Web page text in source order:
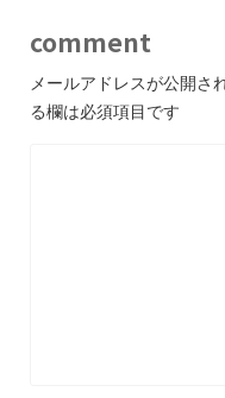
comment
メールアドレスが公開さ
る欄は必須項目です